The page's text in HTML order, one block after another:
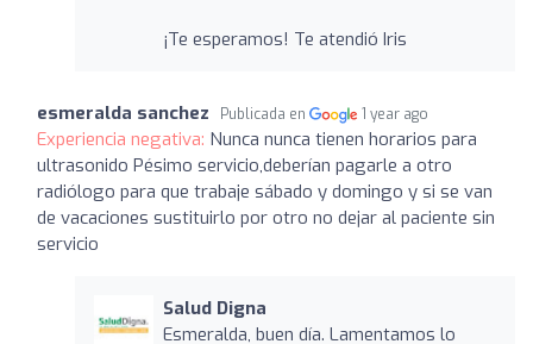
¡Te esperamos! Te atendió Iris
esmeralda sanchez Publicada en 1 year ago
Experiencia negativa: Nunca nunca tienen horarios para
ultrasonido Pésimo servicio,deberían pagarle a otro
radiólogo para que trabaje sábado y domingo y si se van
de vacaciones sustituirlo por otro no dejar al paciente sin
servicio
Salud Digna
Esmeralda, buen día. Lamentamos lo